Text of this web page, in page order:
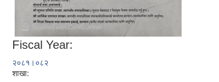
Fiscal Year:
२०८१।०८२
शाखा: